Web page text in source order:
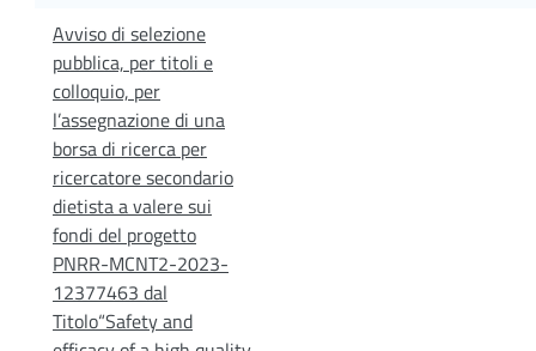
Avviso di selezione
pubblica, per titoli e
colloquio, per
l’assegnazione di una
borsa di ricerca per
ricercatore secondario
dietista a valere sui
fondi del progetto
PNRR-MCNT2-2023-
12377463 dal
Titolo“Safety and